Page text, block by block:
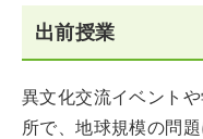
出前授業
異文化交流イベント
所で、地球規模の問